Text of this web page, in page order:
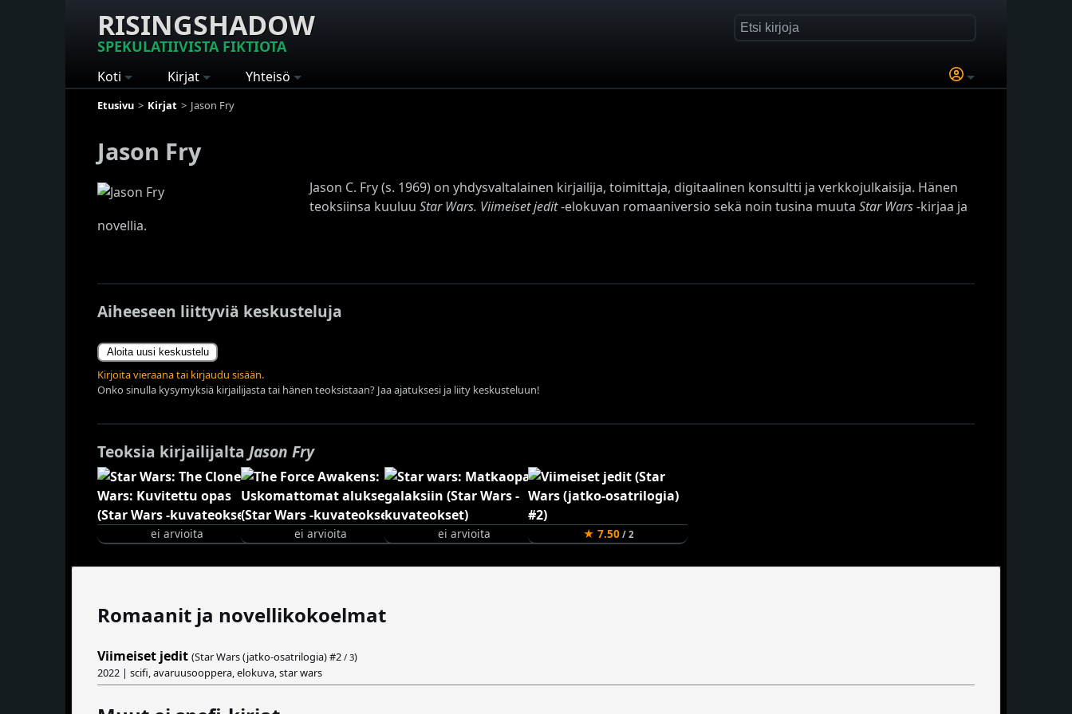
RISINGSHADOW
SPEKULATIIVISTA FIKTIOTA
Koti Kirjat Yhteisö
Etusivu Kirjat Jason Fry
Jason Fry
Jason C. Fry (s. 1969) on yhdysvaltalainen kirjailija, toimittaja, digitaalinen konsultti ja verkkojulkaisija. Hänen
teoksiinsa kuuluu Star Wars. Viimeiset jedit‑elokuvan romaaniversio sekä noin tusina muuta Star Wars‑kirjaa ja
novellia.
Aiheeseen liittyviä keskusteluja
Aloita uusi keskustelu
Kirjoita vieraana tai kirjaudu sisään.
Onko sinulla kysymyksiä kirjailijasta tai hänen teoksistaan? Jaa ajatuksesi ja liity keskusteluun!
Teoksia kirjailijalta Jason Fry
ei arvioita ei arvioita ei arvioita ★ 7.50/ 2
Romaanit ja novellikokoelmat
Viimeiset jedit (Star Wars (jatko-osatrilogia) #2 / 3)
2022 | scifi, avaruusooppera, elokuva, star wars